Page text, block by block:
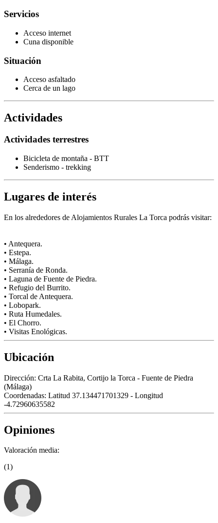
Servicios
Acceso internet
Cuna disponible
Situación
Acceso asfaltado
Cerca de un lago
Actividades
Actividades terrestres
Bicicleta de montaña - BTT
Senderismo - trekking
Lugares de interés
En los alrededores de Alojamientos Rurales La Torca podrás visitar:
• Antequera.
• Estepa.
• Málaga.
• Serranía de Ronda.
• Laguna de Fuente de Piedra.
• Refugio del Burrito.
• Torcal de Antequera.
• Lobopark.
• Ruta Humedales.
• El Chorro.
• Visitas Enológicas.
Ubicación
Dirección: Crta La Rabita, Cortijo la Torca - Fuente de Piedra
(Málaga)
Coordenadas: Latitud 37.134471701329 - Longitud
-4.72960635582
Opiniones
Valoración media:
(1)